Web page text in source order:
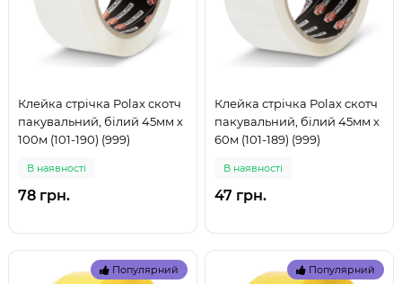
Клейка стрічка Polax скотч
пакувальний, білий 45мм х
100м (101-190) (999)
В наявностi
78 грн.
Клейка стрічка Polax скотч
пакувальний, білий 45мм х
60м (101-189) (999)
В наявностi
47 грн.
Популярний Популярний